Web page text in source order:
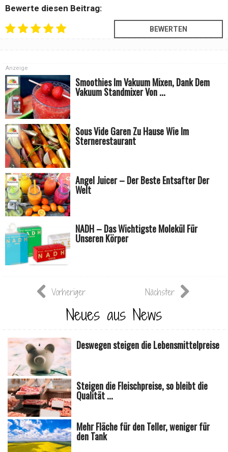
Bewerte diesen Beitrag:
Smoothies Im Vakuum Mixen, Dank Dem
Vakuum Standmixer Von ...
Sous Vide Garen Zu Hause Wie Im
Sternerestaurant
Angel Juicer – Der Beste Entsafter Der
Welt
Anzeige
NADH – Das Wichtigste Molekül Für
Unseren Körper
Vorheriger Nächster
Neues aus News
Deswegen steigen die Lebensmittelpreise
Steigen die Fleischpreise, so bleibt die
Qualität ...
Mehr Fläche für den Teller, weniger für
den Tank